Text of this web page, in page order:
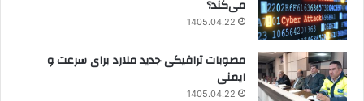
می‌کند؟
1405.04.22
مصوبات ترافیکی جدید ملارد برای سرعت و
ایمنی
1405.04.22